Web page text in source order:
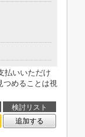
払いいただけ
つめることは視
検討リスト
追加する